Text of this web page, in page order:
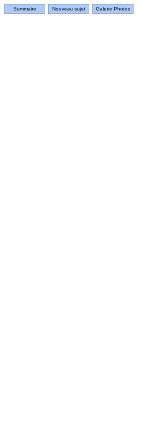
Sommaire Nouveau sujet Galerie Photos